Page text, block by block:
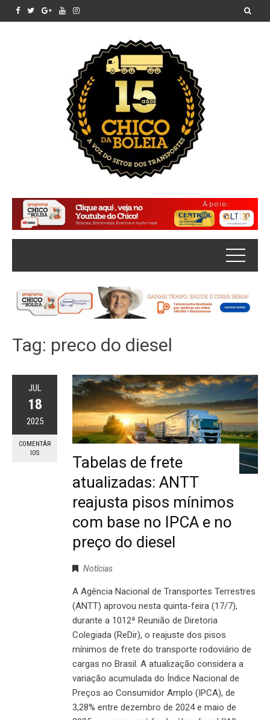
Tag: preco do diesel
JUL
18
2025
COMENTÁR
IOS
Tabelas de frete
atualizadas: ANTT
reajusta pisos mínimos
com base no IPCA e no
preço do diesel
Notícias
A Agência Nacional de Transportes Terrestres
(ANTT) aprovou nesta quinta-feira (17/7),
durante a 1012ª Reunião de Diretoria
Colegiada (ReDir), o reajuste dos pisos
mínimos de frete do transporte rodoviário de
cargas no Brasil. A atualização considera a
variação acumulada do Índice Nacional de
Preços ao Consumidor Amplo (IPCA), de
3,28% entre dezembro de 2024 e maio de